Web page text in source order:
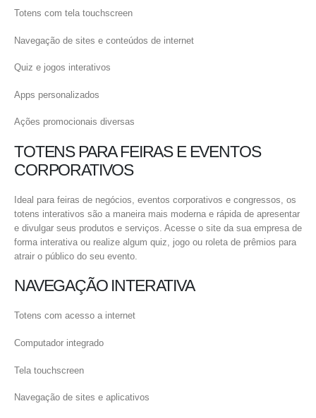
Totens com tela touchscreen
Navegação de sites e conteúdos de internet
Quiz e jogos interativos
Apps personalizados
Ações promocionais diversas
TOTENS PARA FEIRAS E EVENTOS
CORPORATIVOS
Ideal para feiras de negócios, eventos corporativos e congressos, os
totens interativos são a maneira mais moderna e rápida de apresentar
e divulgar seus produtos e serviços. Acesse o site da sua empresa de
forma interativa ou realize algum quiz, jogo ou roleta de prêmios para
atrair o público do seu evento.
NAVEGAÇÃO INTERATIVA
Totens com acesso a internet
Computador integrado
Tela touchscreen
Navegação de sites e aplicativos